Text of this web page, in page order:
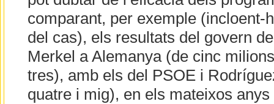
comparant, per exemple (incloent-
del cas), els resultats del govern
Merkel a Alemanya (de cinc
tres), amb els del PSOE i
quatre i mig), en els mateixos